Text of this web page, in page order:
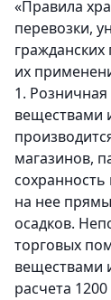
«Правила
перевозки,
их
1.
веществами
магазинов,
на нее
осадков.
торговых
веществами
расчета